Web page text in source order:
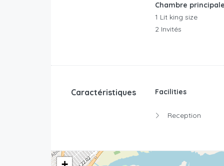
Chambre
1 Lit king size
2 Invités
Caractéristiques Facilities
Reception